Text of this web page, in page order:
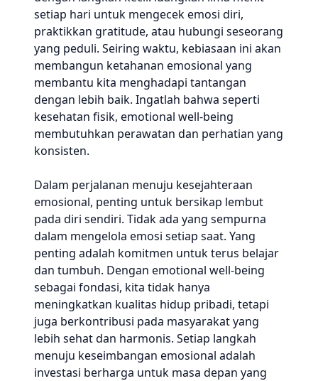
setiap hari untuk mengecek emosi diri,
praktikkan gratitude, atau hubungi seseorang
yang peduli. Seiring waktu, kebiasaan ini akan
membangun ketahanan emosional yang
membantu kita menghadapi tantangan
dengan lebih baik. Ingatlah bahwa seperti
kesehatan fisik, emotional well-being
membutuhkan perawatan dan perhatian yang
konsisten.
Dalam perjalanan menuju kesejahteraan
emosional, penting untuk bersikap lembut
pada diri sendiri. Tidak ada yang sempurna
dalam mengelola emosi setiap saat. Yang
penting adalah komitmen untuk terus belajar
dan tumbuh. Dengan emotional well-being
sebagai fondasi, kita tidak hanya
meningkatkan kualitas hidup pribadi, tetapi
juga berkontribusi pada masyarakat yang
lebih sehat dan harmonis. Setiap langkah
menuju keseimbangan emosional adalah
investasi berharga untuk masa depan yang